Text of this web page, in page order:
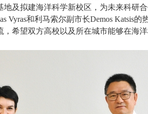
及拟建海洋科学新校区，为未来科研
Vyras和利马索尔副市长Demos Katsis的
希望双方高校以及所在城市能够在海洋